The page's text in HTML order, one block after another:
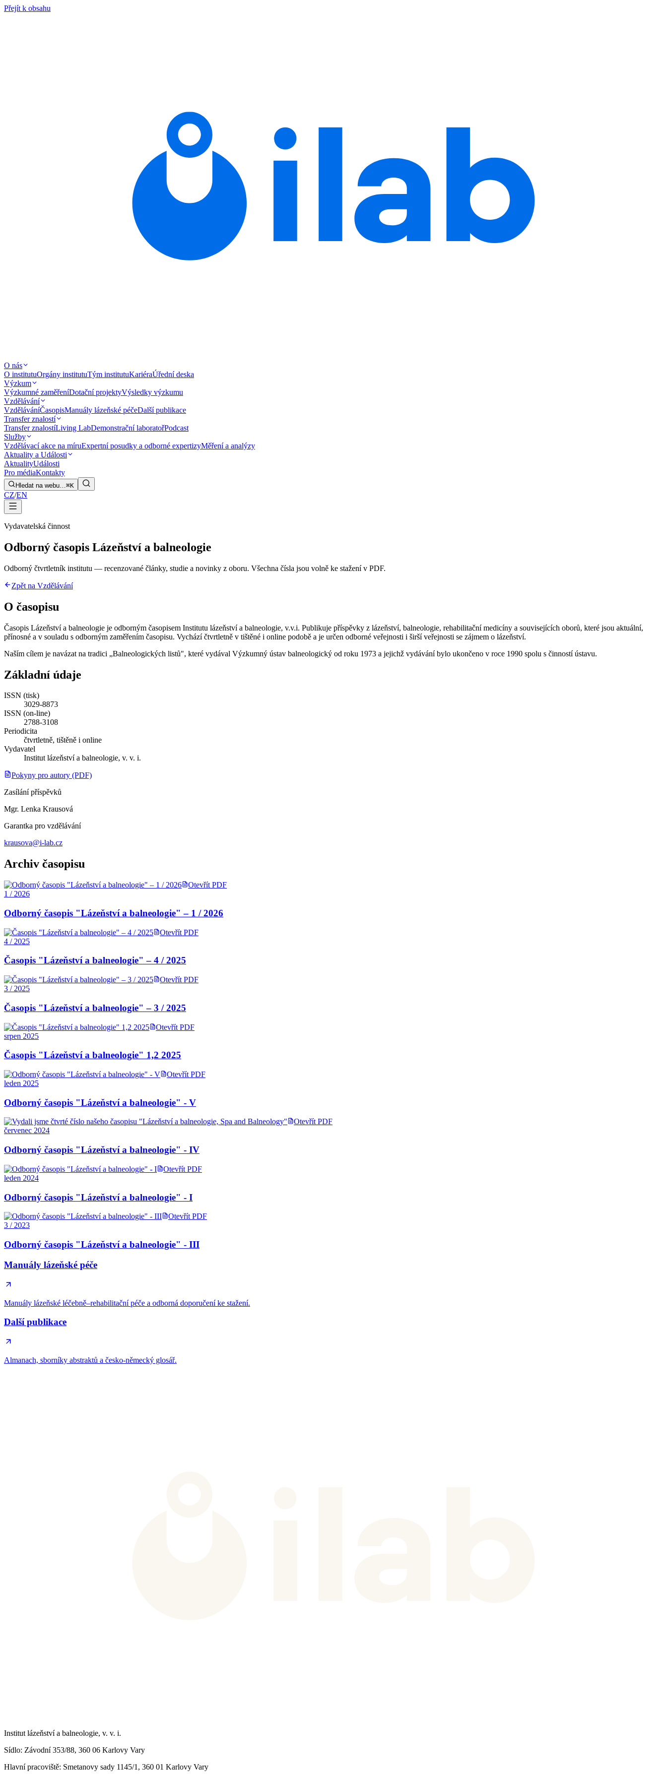
Přejít k obsahu
O nás
O institutuOrgány institutuTým institutuKariéraÚřední deska
Výzkum
Výzkumné zaměřeníDotační projektyVýsledky výzkumu
Vzdělávání
VzděláváníČasopisManuály lázeňské péčeDalší publikace
Transfer znalostí
Transfer znalostíLiving LabDemonstrační laboratořPodcast
Služby
Vzdělávací akce na míruExpertní posudky a odborné expertizyMěření a analýzy
Aktuality a Události
AktualityUdálosti
Pro médiaKontakty
Hledat na webu…⌘K
CZ/EN
Vydavatelská činnost
Odborný časopis Lázeňství a balneologie
Odborný čtvrtletník institutu — recenzované články, studie a novinky z oboru. Všechna čísla jsou volně ke stažení v PDF.
Zpět na Vzdělávání
O časopisu
Časopis Lázeňství a balneologie je odborným časopisem Institutu lázeňství a balneologie, v.v.i. Publikuje příspěvky z lázeňství, balneologie, rehabilitační medicíny a souvisejících oborů, které jsou aktuální,
přínosné a v souladu s odborným zaměřením časopisu. Vychází čtvrtletně v tištěné i online podobě a je určen odborné veřejnosti i širší veřejnosti se zájmem o lázeňství.
Naším cílem je navázat na tradici „Balneologických listů", které vydával Výzkumný ústav balneologický od roku 1973 a jejichž vydávání bylo ukončeno v roce 1990 spolu s činností ústavu.
Základní údaje
ISSN (tisk)
3029-8873
ISSN (on-line)
2788-3108
Periodicita
čtvrtletně, tištěně i online
Vydavatel
Institut lázeňství a balneologie, v. v. i.
Pokyny pro autory (PDF)
Zasílání příspěvků
Mgr. Lenka Krausová
Garantka pro vzdělávání
krausova@i-lab.cz
Archiv časopisu
Otevřít PDF
1 / 2026
Odborný časopis "Lázeňství a balneologie" – 1 / 2026
Otevřít PDF
4 / 2025
Časopis "Lázeňství a balneologie" – 4 / 2025
Otevřít PDF
3 / 2025
Časopis "Lázeňství a balneologie" – 3 / 2025
Otevřít PDF
srpen 2025
Časopis "Lázeňství a balneologie" 1,2 2025
Otevřít PDF
leden 2025
Odborný časopis "Lázeňství a balneologie" - V
Otevřít PDF
červenec 2024
Odborný časopis "Lázeňství a balneologie" - IV
Otevřít PDF
leden 2024
Odborný časopis "Lázeňství a balneologie" - I
Otevřít PDF
3 / 2023
Odborný časopis "Lázeňství a balneologie" - III
Manuály lázeňské péče
Manuály lázeňské léčebně–rehabilitační péče a odborná doporučení ke stažení.
Další publikace
Almanach, sborníky abstraktů a česko-německý glosář.
Institut lázeňství a balneologie, v. v. i.
Sídlo: Závodní 353/88, 360 06 Karlovy Vary
Hlavní pracoviště: Smetanovy sady 1145/1, 360 01 Karlovy Vary